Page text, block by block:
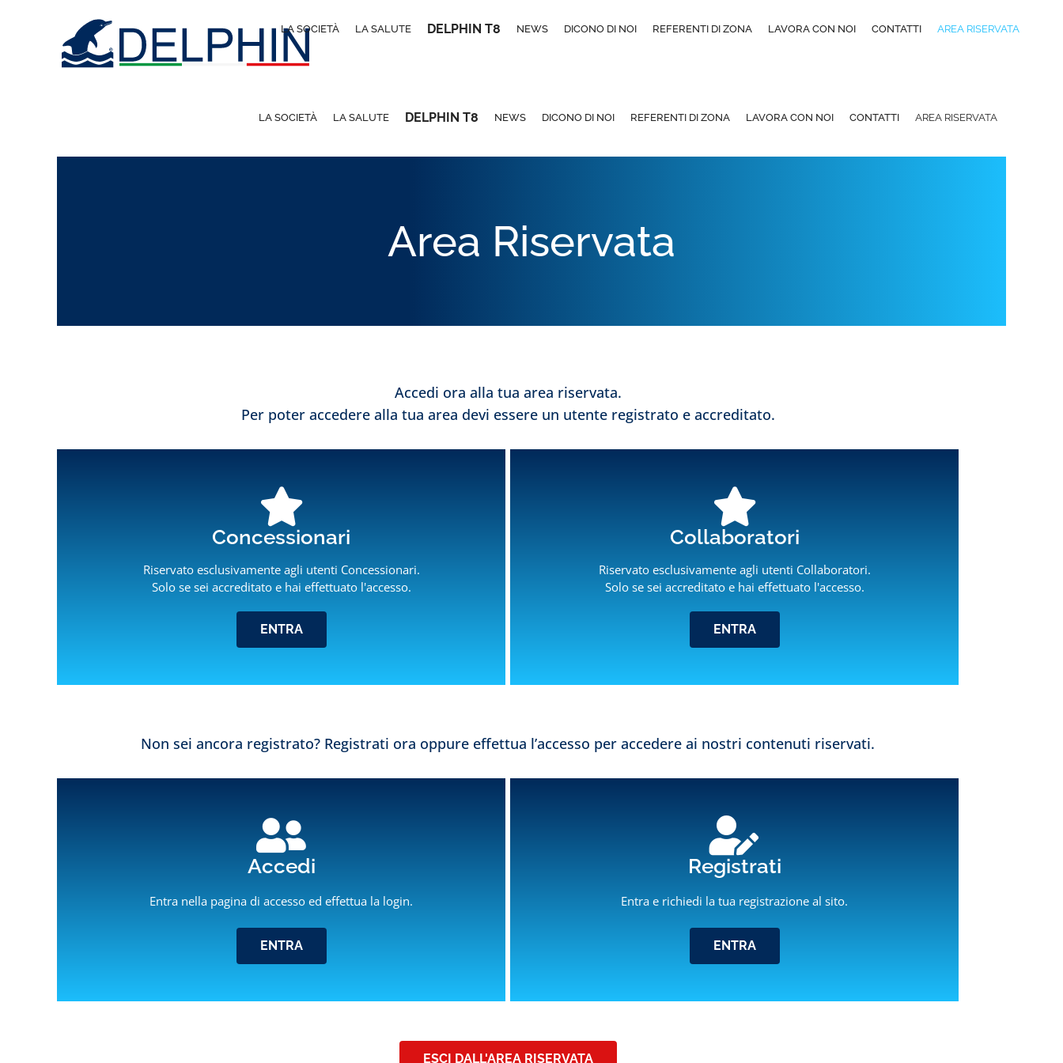
LA SOCIETÀ LA SALUTE DELPHIN T8 NEWS DICONO DI NOI REFERENTI DI ZONA LAVORA CON NOI CONTATTI AREA RISERVATA
LA SOCIETÀ LA SALUTE DELPHIN T8 NEWS DICONO DI NOI REFERENTI DI ZONA LAVORA CON NOI CONTATTI AREA RISERVATA
Area Riservata
Accedi ora alla tua area riservata.
Per poter accedere alla tua area devi essere un utente registrato e accreditato.
Concessionari
Riservato esclusivamente agli utenti Concessionari.
Solo se sei accreditato e hai effettuato l'accesso.
ENTRA
Collaboratori
Riservato esclusivamente agli utenti Collaboratori.
Solo se sei accreditato e hai effettuato l'accesso.
ENTRA
Non sei ancora registrato? Registrati ora oppure effettua l’accesso per accedere ai nostri contenuti riservati.
Accedi
Entra nella pagina di accesso ed effettua la login.
ENTRA
Registrati
Entra e richiedi la tua registrazione al sito.
ENTRA
ESCI DALL'AREA RISERVATA
Velocemente Su…
I Professionisti ci consigliano
Presenti In Tutto Il
Resta Connesso